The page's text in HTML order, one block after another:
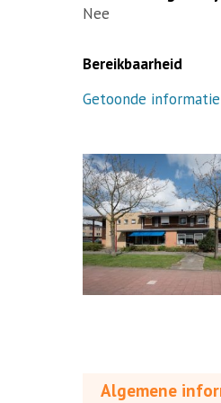
Nee
Bereikbaarheid
Getoonde
Algemene